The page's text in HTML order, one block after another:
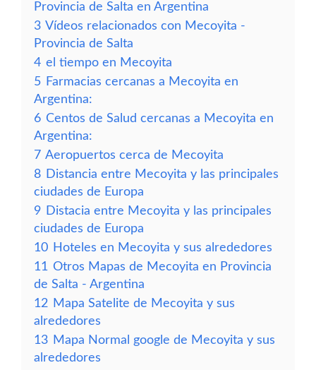
Provincia de Salta en Argentina
3 Vídeos relacionados con Mecoyita -
Provincia de Salta
4 el tiempo en Mecoyita
5 Farmacias cercanas a Mecoyita en
Argentina:
6 Centos de Salud cercanas a Mecoyita en
Argentina:
7 Aeropuertos cerca de Mecoyita
8 Distancia entre Mecoyita y las principales
ciudades de Europa
9 Distacia entre Mecoyita y las principales
ciudades de Europa
10 Hoteles en Mecoyita y sus alrededores
11 Otros Mapas de Mecoyita en Provincia
de Salta - Argentina
12 Mapa Satelite de Mecoyita y sus
alrededores
13 Mapa Normal google de Mecoyita y sus
alrededores